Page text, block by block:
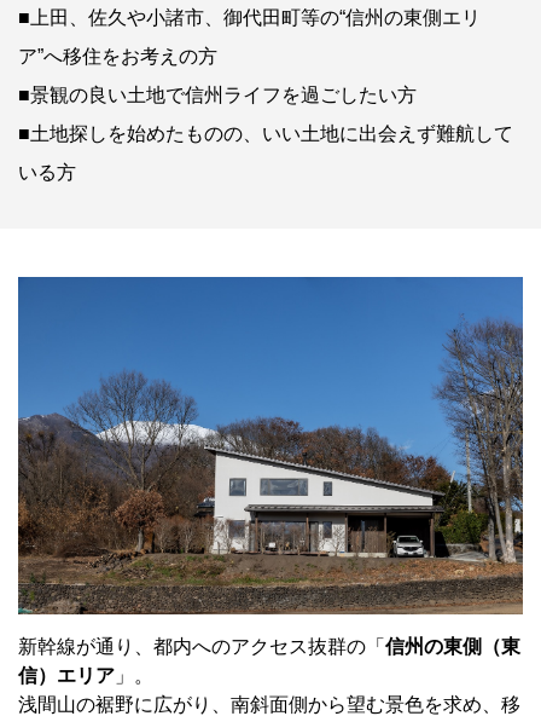
■上田、佐久や小諸市、御代田町等の“信州の東側エリ
ア”へ移住をお考えの方
■景観の良い土地で信州ライフを過ごしたい方
■土地探しを始めたものの、いい土地に出会えず難航して
いる方
新幹線が通り、都内へのアクセス抜群の「 信州の東側（東
信）エリア 」。
浅間山の裾野に広がり、南斜面側から望む景色を求め、移